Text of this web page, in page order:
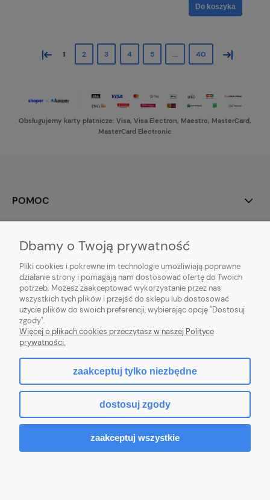
Do koszyka
« 1 2 3 4 5 ... 40 »
Obsługujemy karty płatnicze: Visa, Visa Electron, Maestro, MasterCard,
MasterCard Electronic
POMOC
PŁATNOŚCI I DOSTAWA
INFORMACJE
O NAS
Sklep internetowy Shoper Premium
Dbamy o Twoją prywatność
Pliki cookies i pokrewne im technologie umożliwiają poprawne
działanie strony i pomagają nam dostosować ofertę do Twoich
potrzeb. Możesz zaakceptować wykorzystanie przez nas
wszystkich tych plików i przejść do sklepu lub dostosować
użycie plików do swoich preferencji, wybierając opcję "Dostosuj
zgody".
Więcej o plikach cookies przeczytasz w naszej Polityce
prywatności.
zaakceptuj tylko niezbędne
dostosuj zgody
zaakceptuj wszystkie